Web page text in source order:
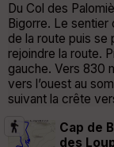
Du Col des
Bigorre. Le sentier
de la route puis se
rejoindre la route.
gauche. Vers 830
vers l’ouest au
suivant la crête
Cap de
des